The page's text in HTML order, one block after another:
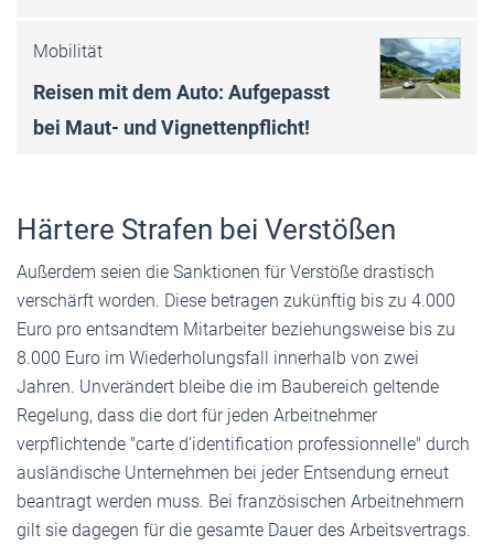
Mobilität
Reisen mit dem Auto: Aufgepasst
bei Maut- und Vignettenpflicht!
Härtere Strafen bei Verstößen
Außerdem seien die Sanktionen für Verstöße drastisch
verschärft worden. Diese betragen zukünftig bis zu 4.000
Euro pro entsandtem Mitarbeiter beziehungsweise bis zu
8.000 Euro im Wiederholungsfall innerhalb von zwei
Jahren. Unverändert bleibe die im Baubereich geltende
Regelung, dass die dort für jeden Arbeitnehmer
verpflichtende "carte d’identification professionnelle" durch
ausländische Unternehmen bei jeder Entsendung erneut
beantragt werden muss. Bei französischen Arbeitnehmern
gilt sie dagegen für die gesamte Dauer des Arbeitsvertrags.